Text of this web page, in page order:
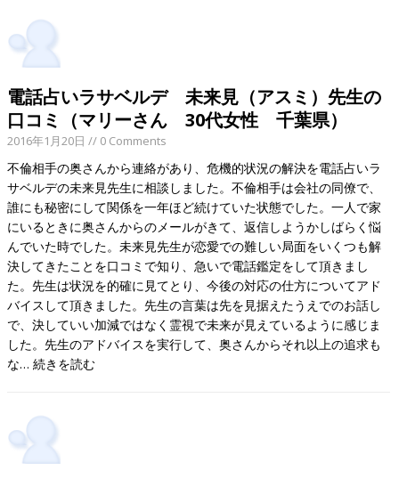
電話占いラサベルデ 未来見（アスミ）先生の
口コミ（マリーさん 30代女性 千葉県）
2016年1月20日 // 0 Comments
不倫相手の奥さんから連絡があり、危機的状況の解決を電話占いラ
サベルデの未来見先生に相談しました。不倫相手は会社の同僚で、
誰にも秘密にして関係を一年ほど続けていた状態でした。一人で家
にいるときに奥さんからのメールがきて、返信しようかしばらく悩
んでいた時でした。未来見先生が恋愛での難しい局面をいくつも解
決してきたことを口コミで知り、急いで電話鑑定をして頂きまし
た。先生は状況を的確に見てとり、今後の対応の仕方についてアド
バイスして頂きました。先生の言葉は先を見据えたうえでのお話し
で、決していい加減ではなく霊視で未来が見えているように感じま
した。先生のアドバイスを実行して、奥さんからそれ以上の追求も
な…続きを読む